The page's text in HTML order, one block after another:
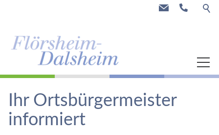
Gemeinde
Ihr Ortsbürgermeister
informiert